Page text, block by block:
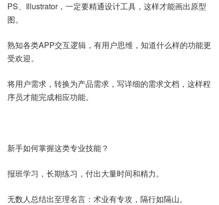
PS、Illustrator，一定要精通设计工具，这样才能画出原型
图。
熟知各类APP交互逻辑，有用户思维，知道什么样的功能更
受欢迎。
将用户需求，转换为产品需求，写详细的需求文档，这样程
序员才能完成相应功能。
新手如何掌握这类专业技能？
报班学习，长期练习，付出大量时间和精力。
无数人总结出至理名言：术业有专攻，隔行如隔山。